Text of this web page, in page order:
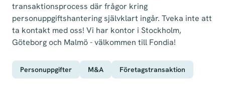
transaktionsprocess där frågor kring
personuppgiftshantering självklart ingår. Tveka inte att
ta kontakt med oss! Vi har kontor i Stockholm,
Göteborg och Malmö - välkommen till Fondia!
Personuppgifter M&A Företagstransaktion